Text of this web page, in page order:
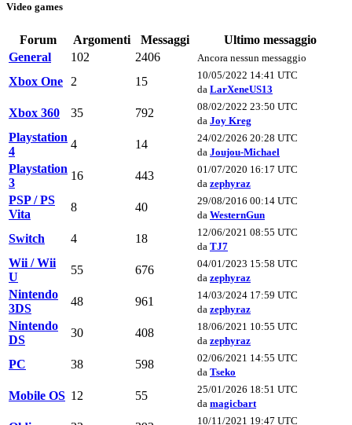
Video games
Forum Argomenti Messaggi
Ultimo messaggio
General
102 2406 Ancora nessun messaggio
Xbox One 2 15
10/05/2022 14:41 UTC
da LarXeneUS13
Xbox 360 35 792
08/02/2022 23:50 UTC
da Joy Kreg
Playstation
4
4 14
24/02/2026 20:28 UTC
da Joujou-Michael
Playstation
3
16 443
01/07/2020 16:17 UTC
da zephyraz
PSP / PS
Vita
8 40
29/08/2016 00:14 UTC
da WesternGun
Switch 4 18
12/06/2021 08:55 UTC
da TJ7
Wii / Wii
U
55 676
04/01/2023 15:58 UTC
da zephyraz
Nintendo
3DS
48 961
14/03/2024 17:59 UTC
da zephyraz
Nintendo
DS
30 408
18/06/2021 10:55 UTC
da zephyraz
PC 38 598
02/06/2021 14:55 UTC
da Tseko
Mobile OS 12 55
25/01/2026 18:51 UTC
da magicbart
10/11/2021 19:47 UTC